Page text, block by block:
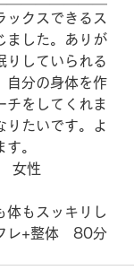
ックスできるス
ました。ありが
りしていられる
自分の身体を作
チをしてくれま
りたいです。よ
。
女性
体もスッキリし
レ+整体　80分